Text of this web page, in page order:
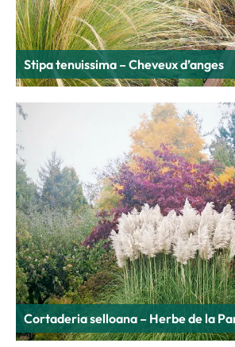
Stipa tenuissima – Cheveux d’anges
Cortaderia selloana – Herbe de la